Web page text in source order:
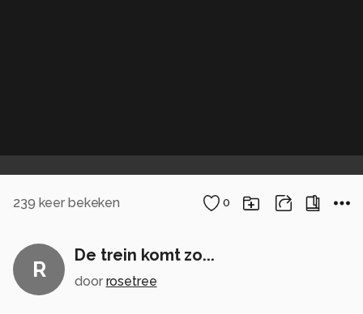
239 keer bekeken 0
R
De trein komt zo...
door rosetree